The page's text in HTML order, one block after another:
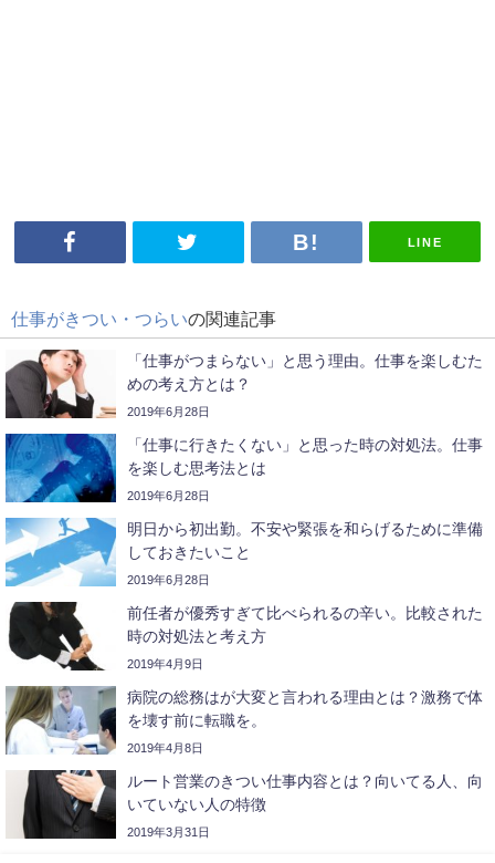
LINE
仕事がきつい・つらいの関連記事
「仕事がつまらない」と思う理由。仕事を楽しむた
めの考え方とは？
2019年6月28日
「仕事に行きたくない」と思った時の対処法。仕事
を楽しむ思考法とは
2019年6月28日
明日から初出勤。不安や緊張を和らげるために準備
しておきたいこと
2019年6月28日
前任者が優秀すぎて比べられるの辛い。比較された
時の対処法と考え方
2019年4月9日
病院の総務はが大変と言われる理由とは？激務で体
を壊す前に転職を。
2019年4月8日
ルート営業のきつい仕事内容とは？向いてる人、向
いていない人の特徴
2019年3月31日